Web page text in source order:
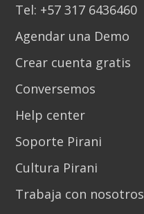
Tel: +57 317 6436460
Agendar una Demo
Crear cuenta gratis
Conversemos
Help center
Soporte Pirani
Cultura Pirani
Trabaja con nosotros